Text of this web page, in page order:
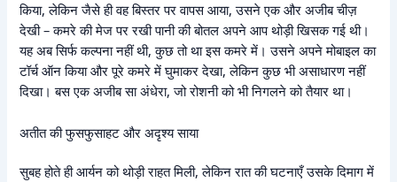
किया, लेकिन जैसे ही वह बिस्तर पर वापस आया, उसने एक और अजीब चीज़
देखी – कमरे की मेज पर रखी पानी की बोतल अपने आप थोड़ी खिसक गई थी।
यह अब सिर्फ कल्पना नहीं थी, कुछ तो था इस कमरे में। उसने अपने मोबाइल का
टॉर्च ऑन किया और पूरे कमरे में घुमाकर देखा, लेकिन कुछ भी असाधारण नहीं
दिखा। बस एक अजीब सा अंधेरा, जो रोशनी को भी निगलने को तैयार था।
अतीत की फुसफुसाहट और अदृश्य साया
सुबह होते ही आर्यन को थोड़ी राहत मिली, लेकिन रात की घटनाएँ उसके दिमाग में